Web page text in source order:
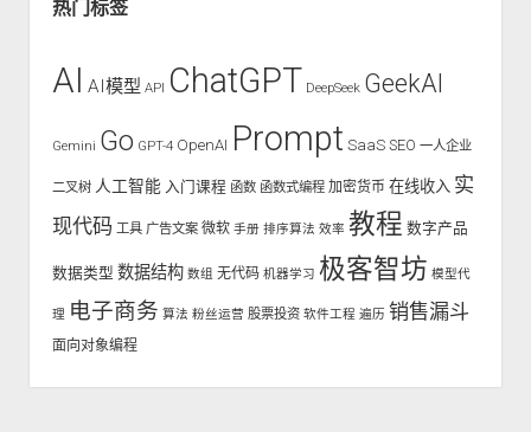
热门标签
AI AI模型 API ChatGPT DeepSeek GeekAI
Gemini Go GPT-4 OpenAI Prompt SaaS SEO 一人企业
二叉树 人工智能 入门课程 函数 函数式编程 加密货币 在线收入 实
现代码 工具 广告文案 微软 手册 排序算法 效率 教程 数字产品
数据类型 数据结构 数组 无代码 机器学习 极客智坊 模型代
理 电子商务 算法 粉丝运营 股票投资 软件工程 遍历 销售漏斗
面向对象编程